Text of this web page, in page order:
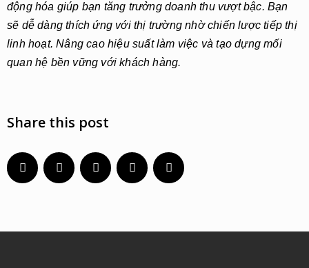
động hóa giúp bạn tăng trưởng doanh thu vượt bậc. Bạn
sẽ dễ dàng thích ứng với thị trường nhờ chiến lược tiếp thị
linh hoạt. Nâng cao hiệu suất làm việc và tạo dựng mối
quan hệ bền vững với khách hàng.
Share this post